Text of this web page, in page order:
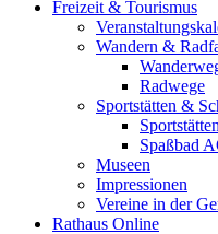
Freizeit & Tourismus
Wandern &
Radwege
Sportstätten &
Sportstätten
Spaßbad
Museen
Impressionen
Vereine in der
Rathaus Online